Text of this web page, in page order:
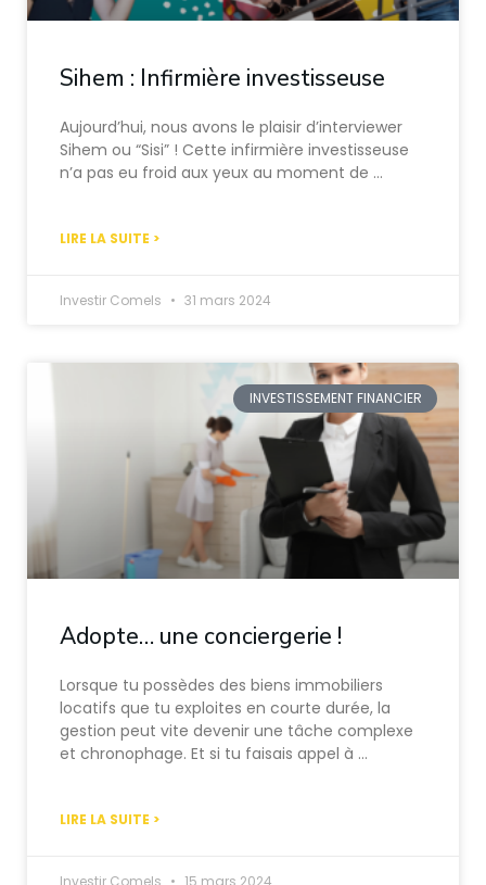
Sihem : Infirmière investisseuse
Aujourd’hui, nous avons le plaisir d’interviewer
Sihem ou “Sisi” ! Cette infirmière investisseuse
n’a pas eu froid aux yeux au moment de …
LIRE LA SUITE >
Investir Comels 31 mars 2024
INVESTISSEMENT FINANCIER
Adopte… une conciergerie !
Lorsque tu possèdes des biens immobiliers
locatifs que tu exploites en courte durée, la
gestion peut vite devenir une tâche complexe
et chronophage. Et si tu faisais appel à …
LIRE LA SUITE >
Investir Comels 15 mars 2024